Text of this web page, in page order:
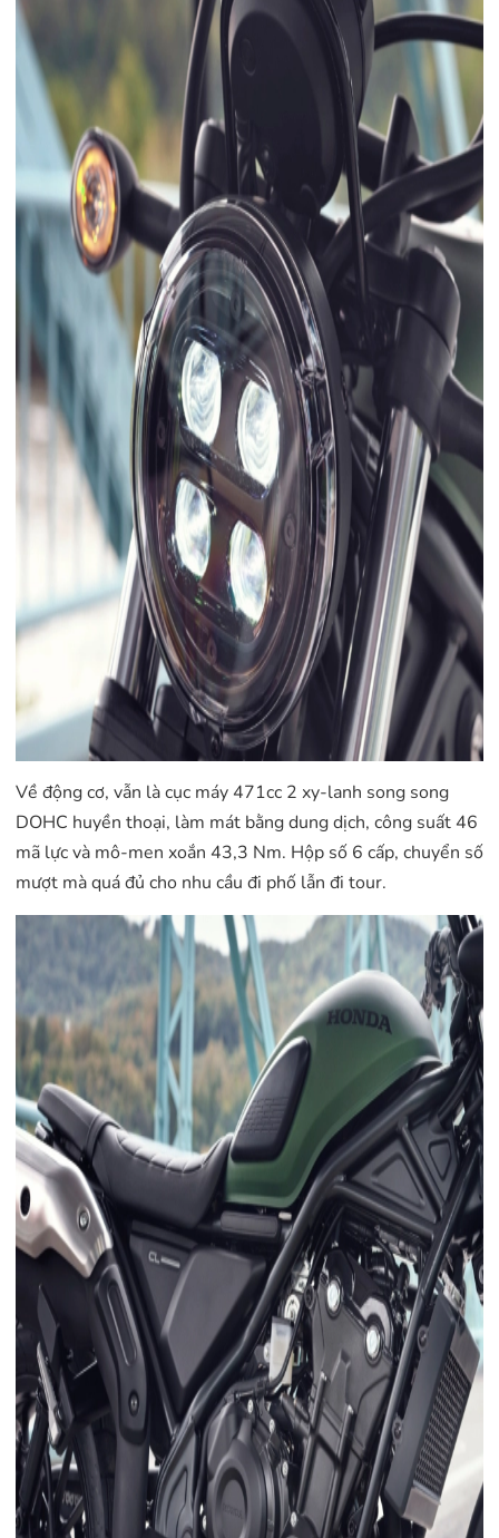
Về động cơ, vẫn là cục máy 471cc 2 xy-lanh song song
DOHC huyền thoại, làm mát bằng dung dịch, công suất 46
mã lực và mô-men xoắn 43,3 Nm. Hộp số 6 cấp, chuyển số
mượt mà quá đủ cho nhu cầu đi phố lẫn đi tour.